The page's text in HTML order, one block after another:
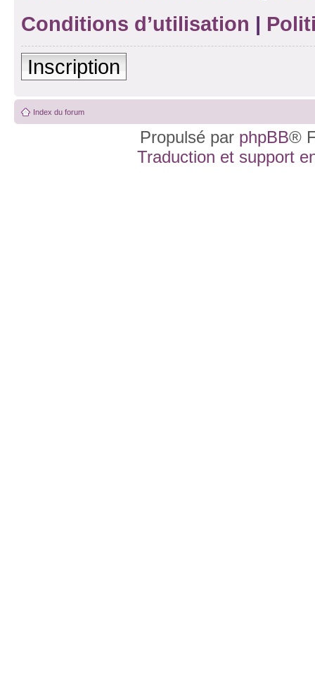
Conditions d’utilisation |
Inscription
Index du forum
Propulsé par phpBB®
Traduction et support